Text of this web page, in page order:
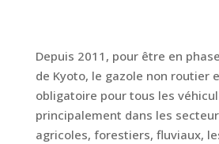
Depuis 2011, pour être en
de Kyoto, le gazole non routier
obligatoire pour tous les
principalement dans les
agricoles, forestiers, fluviaux,